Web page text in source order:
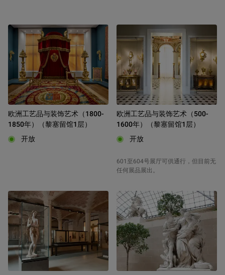
欧洲工艺品与装饰艺术（1800-
1850年）（黎塞留馆1层）
开放
欧洲工艺品与装饰艺术（500-
1600年）（黎塞留馆1层）
开放
601至604号展厅可供通行，但目前无
任何展品展出。